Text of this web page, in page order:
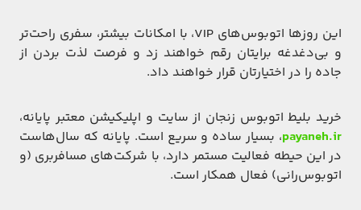
این روزها اتوبوس‌های VIP، با امکانات بیشتر، سفری راحت‌تر
و بی‌دغدغه برایتان رقم خواهند زد و فرصت لذت بردن از
جاده را در اختیارتان قرار خواهند داد.
خرید بلیط اتوبوس زنجان از سایت و اپلیکیشن معتبر پایانه،
payaneh.ir، بسیار ساده و سریع است. پایانه که سال‌هاست
در این حیطه فعالیت مستمر دارد، با شرکت‌های مسافربری (و
اتوبوس‌رانی) فعال همکار است.